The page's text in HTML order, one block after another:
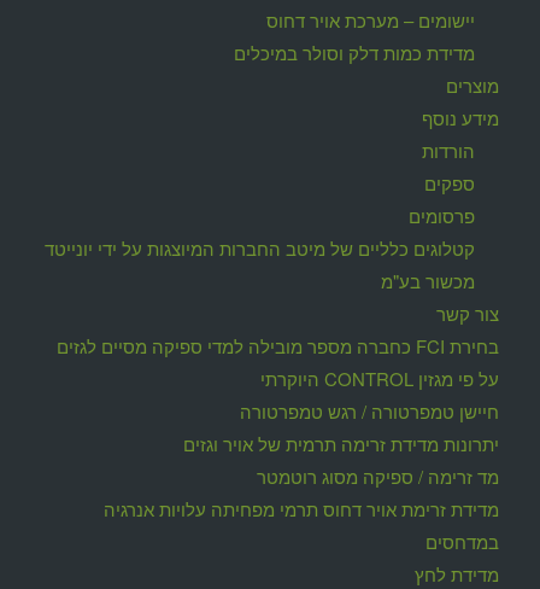
יישומים – מערכת אויר דחוס
מדידת כמות דלק וסולר במיכלים
מוצרים
מידע נוסף
הורדות
ספקים
פרסומים
קטלוגים כלליים של מיטב החברות המיוצגות על ידי יונייטד
מכשור בע"מ
צור קשר
בחירת FCI כחברה מספר מובילה למדי ספיקה מסיים לגזים
על פי מגזין CONTROL היוקרתי
חיישן טמפרטורה / רגש טמפרטורה
יתרונות מדידת זרימה תרמית של אויר וגזים
מד זרימה / ספיקה מסוג רוטמטר
מדידת זרימת אויר דחוס תרמי מפחיתה עלויות אנרגיה
במדחסים
מדידת לחץ